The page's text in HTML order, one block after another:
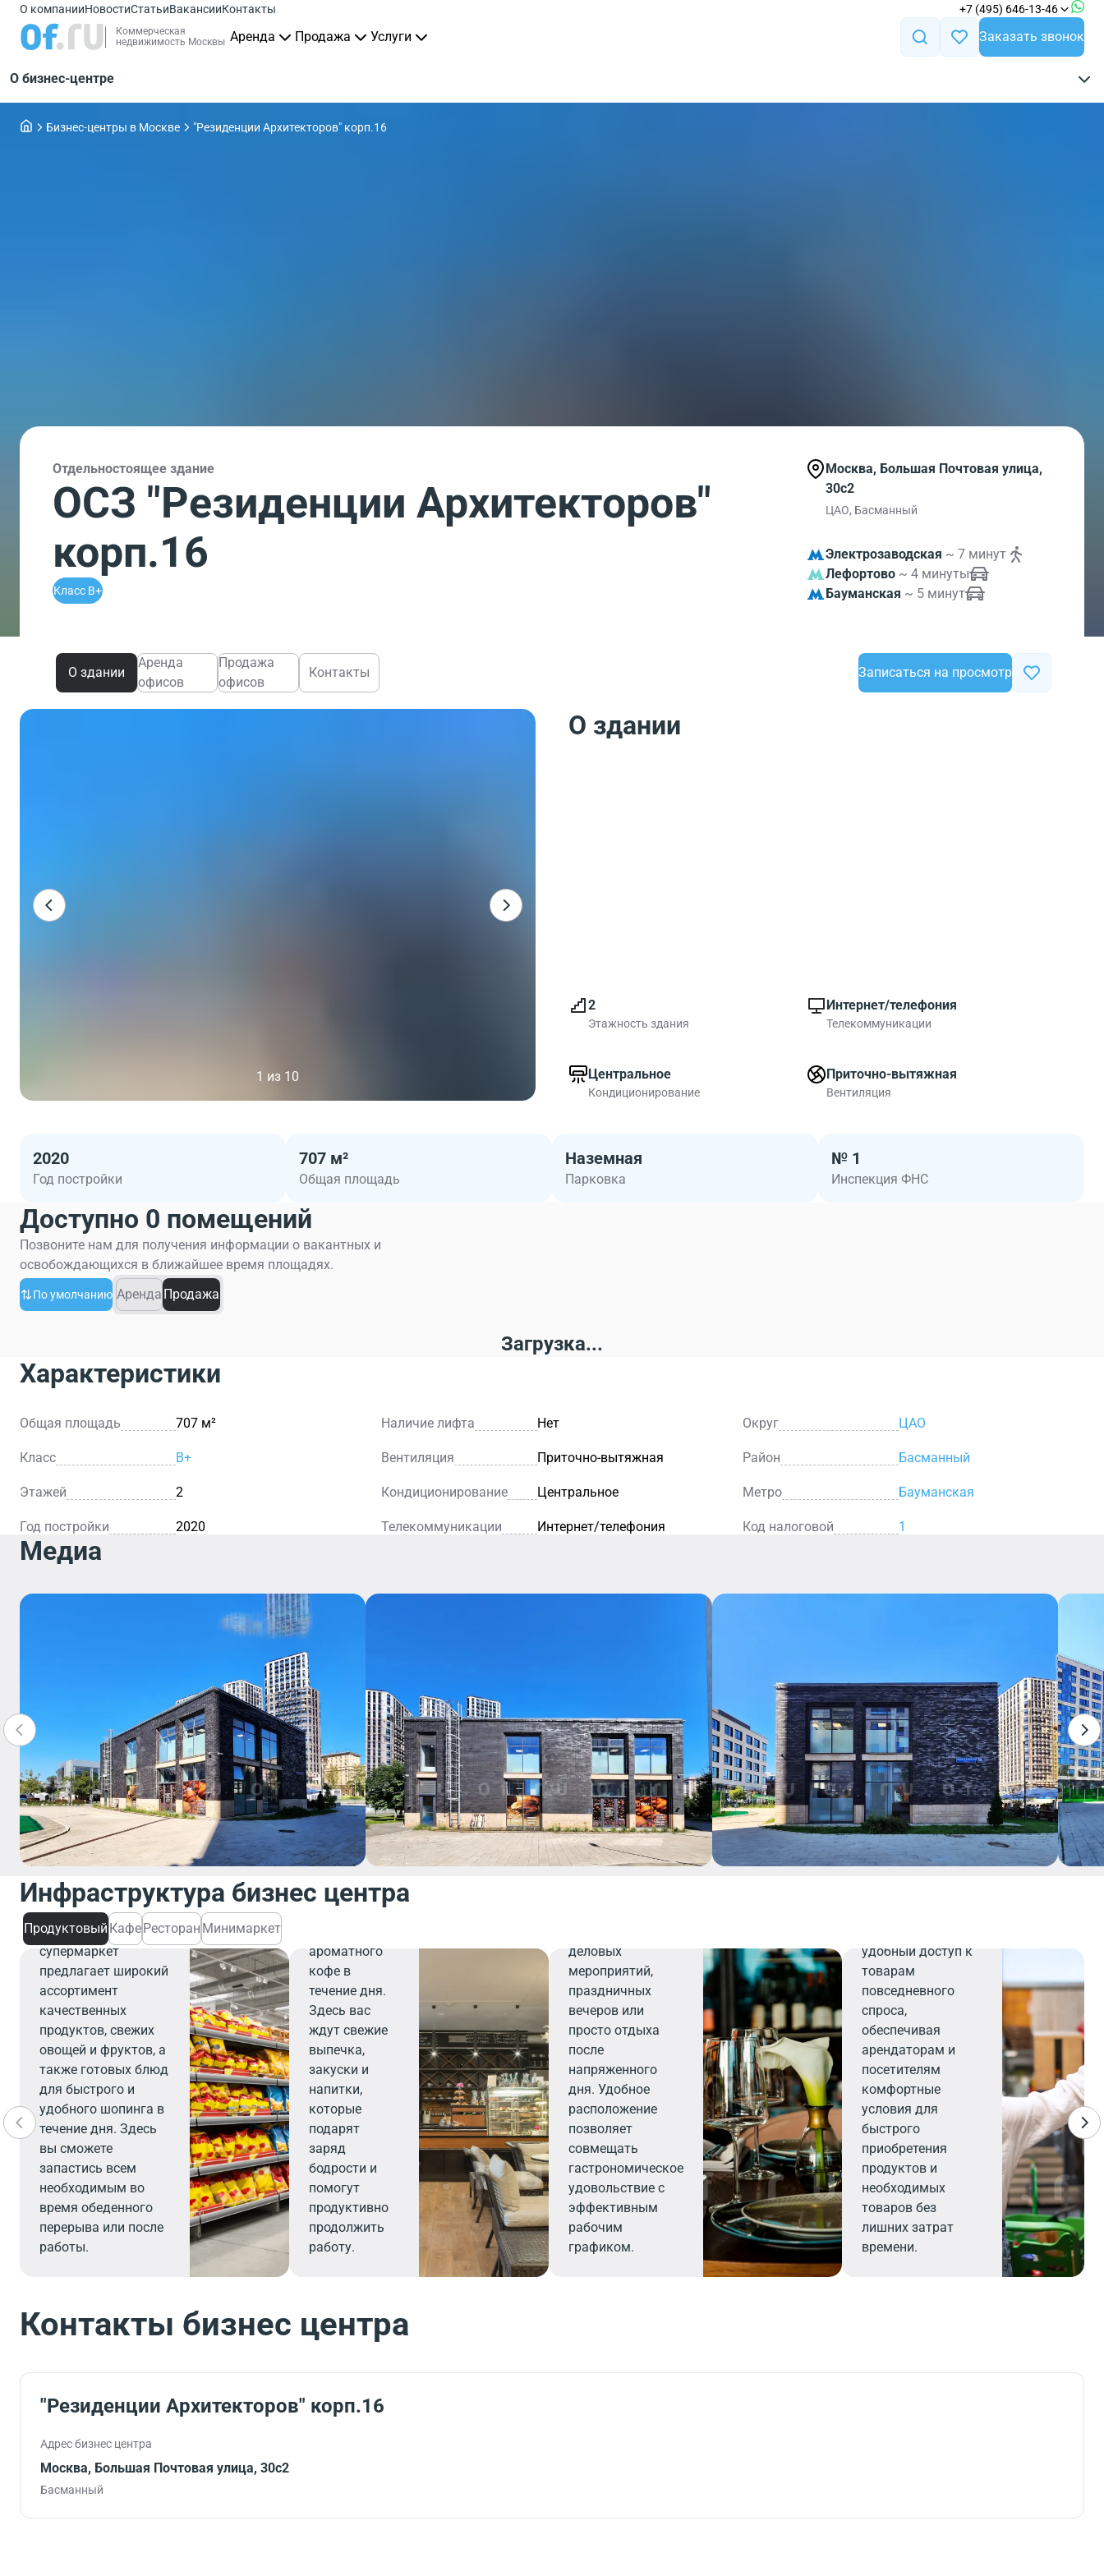
О компанииНовостиСтатьиВакансииКонтакты +7 (495) 646-13-46
Коммерческая
недвижимость Москвы Аренда Продажа Услуги Заказать звонок
О бизнес-центре
Бизнес-центры в Москве "Резиденции Архитекторов" корп.16
Отдельностоящее здание
ОСЗ "Резиденции Архитекторов"
корп.16
Класс B+
Москва, Большая Почтовая улица,
30с2
ЦАО, Басманный
Электрозаводская ~ 7 минут
Лефортово ~ 4 минуты
Бауманская ~ 5 минут
О здании
Аренда
офисов
Продажа
офисов
Контакты Записаться на просмотр
1 из 10
О здании
2
Этажность здания
Интернет/телефония
Телекоммуникации
Центральное
Кондиционирование
Приточно-вытяжная
Вентиляция
2020
Год постройки
707 м²
Общая площадь
Наземная
Парковка
№ 1
Инспекция ФНС
Доступно 0 помещений
Позвоните нам для получения информации о вакантных и
освобождающихся в ближайшее время площадях.
По умолчанию Аренда Продажа
Загрузка...
Характеристики
Общая площадь 707 м² Наличие лифта Нет Округ ЦАО
Класс B+ Вентиляция Приточно-вытяжная Район Басманный
Этажей 2 Кондиционирование Центральное Метро Бауманская
Год постройки 2020 Телекоммуникации Интернет/телефония Код налоговой 1
Медиа
Инфраструктура бизнес центра
Продуктовый КафеРесторан Минимаркет
Продуктовый
Современный
супермаркет
предлагает широкий
ассортимент
качественных
продуктов, свежих
овощей и фруктов, а
также готовых блюд
для быстрого и
удобного шопинга в
течение дня. Здесь
вы сможете
запастись всем
необходимым во
время обеденного
перерыва или после
работы.
Кафе
Уютное кафе
— это
идеальное
место для
легкого
завтрака,
встречи или
перерыва на
ароматного
кофе в
течение дня.
Здесь вас
ждут свежие
выпечка,
закуски и
напитки,
которые
подарят
заряд
бодрости и
помогут
продуктивно
продолжить
работу.
Ресторан
Благодаря
элегантному
интерьеру и
внимательному
персоналу,
деловых
мероприятий,
праздничных
вечеров или
просто отдыха
после
напряженного
дня. Удобное
расположение
позволяет
совмещать
гастрономическое
удовольствие с
эффективным
рабочим
графиком.
удобный доступ к
товарам
повседневного
спроса,
обеспечивая
арендаторам и
посетителям
комфортные
условия для
быстрого
приобретения
продуктов и
необходимых
товаров без
лишних затрат
времени.
Контакты бизнес центра
"Резиденции Архитекторов" корп.16
Адрес бизнес центра
Москва, Большая Почтовая улица, 30с2
Басманный